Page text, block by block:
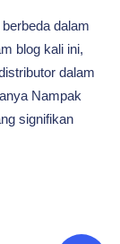
dalam
blog kali ini,
dalam
Nampak
signifikan